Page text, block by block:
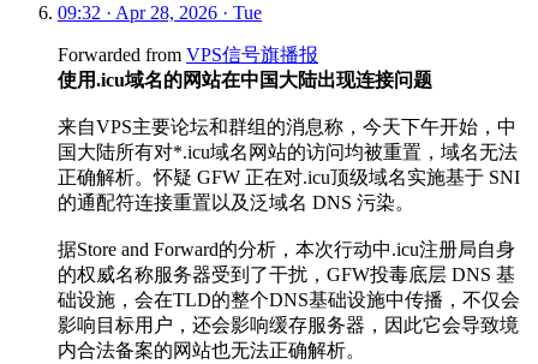
09:32 · Apr 28, 2026 · Tue
Forwarded from VPS信号旗播报
使用.icu域名的网站在中国大陆出现连接问题
来自VPS主要论坛和群组的消息称，今天下午开始，中
国大陆所有对*.icu域名网站的访问均被重置，域名无法
正确解析。怀疑 GFW 正在对.icu顶级域名实施基于 SNI
的通配符连接重置以及泛域名 DNS 污染。
据Store and Forward的分析，本次行动中.icu注册局自身
的权威名称服务器受到了干扰，GFW投毒底层 DNS 基
础设施，会在TLD的整个DNS基础设施中传播，不仅会
影响目标用户，还会影响缓存服务器，因此它会导致境
内合法备案的网站也无法正确解析。